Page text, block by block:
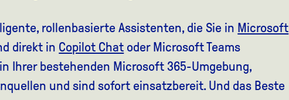
rollenbasierte Assistenten, die Sie in Microsoft
direkt in Copilot Chat oder Microsoft Teams
Ihrer bestehenden Microsoft 365-Umgebung,
und sind sofort einsatzbereit. Und das Beste